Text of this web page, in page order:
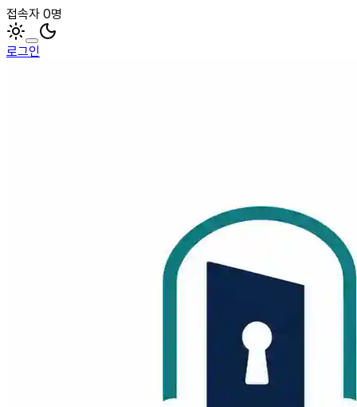
접속자 0명
로그인